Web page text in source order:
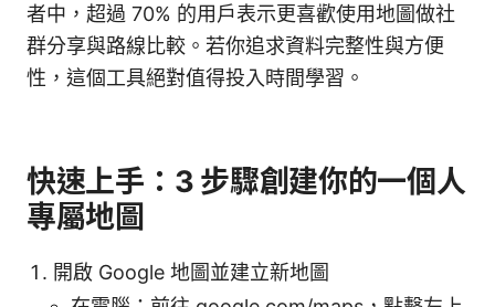
者中，超過 70% 的用戶表示更喜歡使用地圖做社
群分享與路線比較。若你追求資料完整性與方便
性，這個工具絕對值得投入時間學習。
快速上手：3 步驟創建你的一個人
專屬地圖
開啟 Google 地圖並建立新地圖